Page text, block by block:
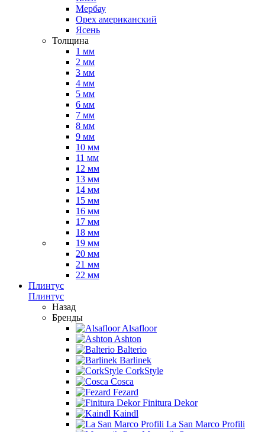
Мербау
Орех американский
Ясень
Толщина
1 мм
2 мм
3 мм
4 мм
5 мм
6 мм
7 мм
8 мм
9 мм
10 мм
11 мм
12 мм
13 мм
14 мм
15 мм
16 мм
17 мм
18 мм
19 мм
20 мм
21 мм
22 мм
Плинтус
Плинтус
Назад
Бренды
Alsafloor
Ashton
Balterio
Barlinek
CorkStyle
Cosca
Fezard
Finitura Dekor
Kaindl
La San Marco Profili